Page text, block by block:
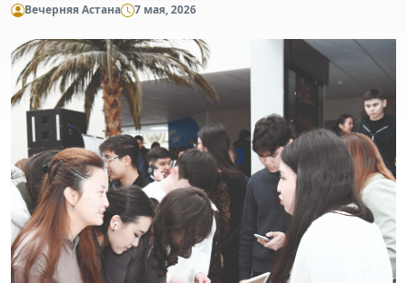
Вечерняя Астана 7 мая, 2026